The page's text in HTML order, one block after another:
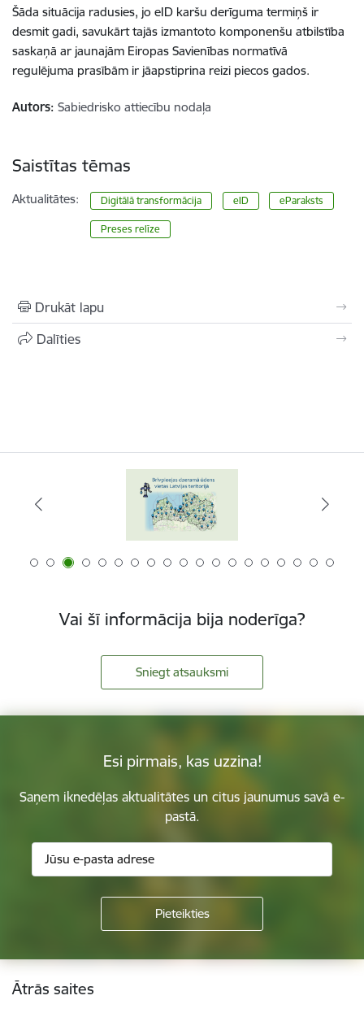
Šāda situācija radusies, jo eID karšu derīguma termiņš ir
desmit gadi, savukārt tajās izmantoto komponenšu atbilstība
saskaņā ar jaunajām Eiropas Savienības normatīvā
regulējuma prasībām ir jāapstiprina reizi piecos gados.
Autors: Sabiedrisko attiecību nodaļa
Saistītas tēmas
Aktualitātes: Digitālā transformācija eID eParaksts
Preses relīze
Drukāt lapu
Dalīties
Vai šī informācija bija noderīga?
Sniegt atsauksmi
Esi pirmais, kas uzzina!
Saņem iknedēļas aktualitātes un citus jaunumus savā e-
pastā.
Kājene
Ātrās saites